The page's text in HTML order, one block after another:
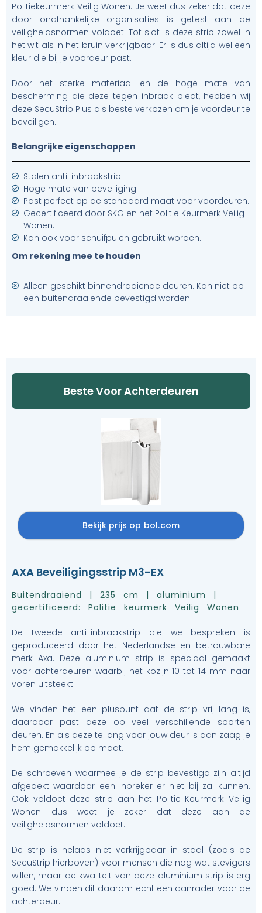
Politiekeurmerk Veilig Wonen. Je weet dus zeker dat deze
door onafhankelijke organisaties is getest aan de
veiligheidsnormen voldoet.Tot slot is deze strip zowel in
het wit als in het bruin verkrijgbaar. Er is dus altijd wel een
kleur die bij je voordeur past.
Door het sterke materiaal en de hoge mate van
bescherming die deze tegen inbraak biedt, hebben wij
deze SecuStrip Plus als beste verkozen om je voordeur te
beveiligen.
Belangrijke eigenschappen
Stalen anti-inbraakstrip.
Hoge mate van beveiliging.
Past perfect op de standaard maat voor voordeuren.
Gecertificeerd door SKG en het Politie Keurmerk Veilig
Wonen.
Kan ook voor schuifpuien gebruikt worden.
Om rekening mee te houden
Alleen geschikt binnendraaiende deuren. Kan niet op
een buitendraaiende bevestigd worden.
Beste Voor Achterdeuren
Bekijk prijs op bol.com
AXA Beveiligingsstrip M3-EX
Buitendraaiend | 235 cm | aluminium |
gecertificeerd: Politie keurmerk Veilig Wonen
De tweede anti-inbraakstrip die we bespreken is
geproduceerd door het Nederlandse en betrouwbare
merk Axa. Deze aluminium strip is speciaal gemaakt
voor achterdeuren waarbij het kozijn 10 tot 14 mm naar
voren uitsteekt.
We vinden het een pluspunt dat de strip vrij lang is,
daardoor past deze op veel verschillende soorten
deuren. En als deze te lang voor jouw deur is dan zaag je
hem gemakkelijk op maat.
De schroeven waarmee je de strip bevestigd zijn altijd
afgedekt waardoor een inbreker er niet bij zal kunnen.
Ook voldoet deze strip aan het Politie Keurmerk Veilig
Wonen dus weet je zeker dat deze aan de
veiligheidsnormen voldoet.
De strip is helaas niet verkrijgbaar in staal (zoals de
SecuStrip hierboven) voor mensen die nog wat stevigers
willen, maar de kwaliteit van deze aluminium strip is erg
goed. We vinden dit daarom echt een aanrader voor de
achterdeur.